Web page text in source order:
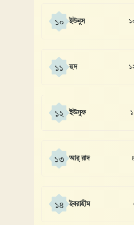
১০ ইউনুস
১১ হুদ
১২ ইউসুফ
১৩ আর্ রাদ
১৪ ইবরাহীম